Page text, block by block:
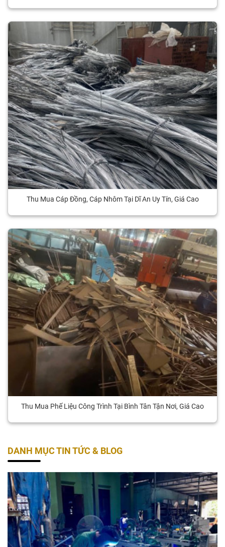
Thu Mua Cáp Đồng, Cáp Nhôm Tại Dĩ An Uy Tín, Giá Cao
Thu Mua Phế Liệu Công Trình Tại Bình Tân Tận Nơi, Giá Cao
DANH MỤC TIN TỨC & BLOG